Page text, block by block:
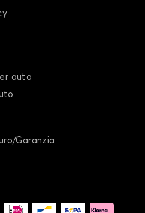
auto
Garanzia